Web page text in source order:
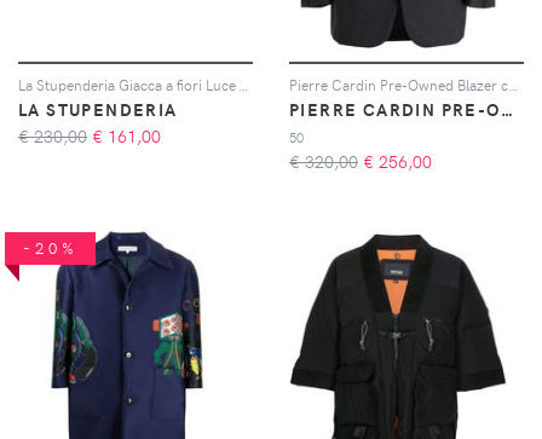
LA STUPENDERIA
€ 230,00 € 161,00
PIERRE CARDIN PRE-OWNED
50
€ 320,00 € 256,00
-20%